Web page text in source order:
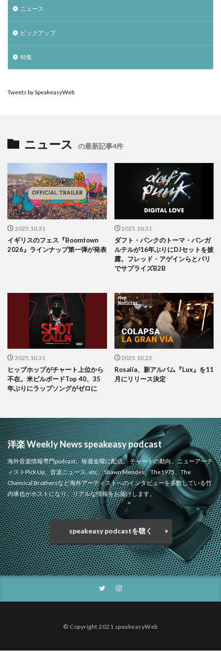
ニュース
ピックアップ
特集
Tweets by SpeakeasyWeb
ニュース の最新記事4件
2025.10.31
イギリスのフェス『Boomtown
2026』ラインナップ第一弾が発表
2025.10.31
ダフト・パンクのトーマ・バンガ
ルテルが16年ぶりにDJセットを披
露。フレッド・アゲインらとパリ
でサプライズB2B
2025.10.31
ヒップホップがチャート上位から
不在。米ビルボードTop 40、35
年ぶりにラップソングがゼロに
2025.10.23
Rosalía、新アルバム『Lux』を11
月にリリース決定
洋楽 Weekly News speakeasy podcast
海外音楽情報専門podcast。毎週金曜に配信。 チャートの動向、ニューアーテ
ィストPick Up、音楽ニュース..etc。 Shawn Mendes、The1975、The
Chemical Brothersなど海外アーティストへのインタビューを多数している竹
内琢也がホストになり、リアルな情報をお届けします。
speakeasy podcastを聴く
© Copyright 2021 speakeasyWeb